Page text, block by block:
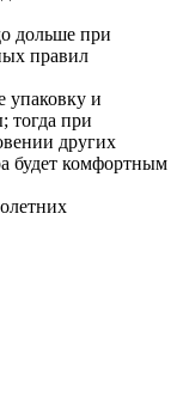
дольше при
правил
упаковку и
тогда при
других
будет комфортным